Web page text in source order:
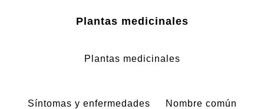
Plantas medicinales
Plantas medicinales
Síntomas y enfermedades Nombre común